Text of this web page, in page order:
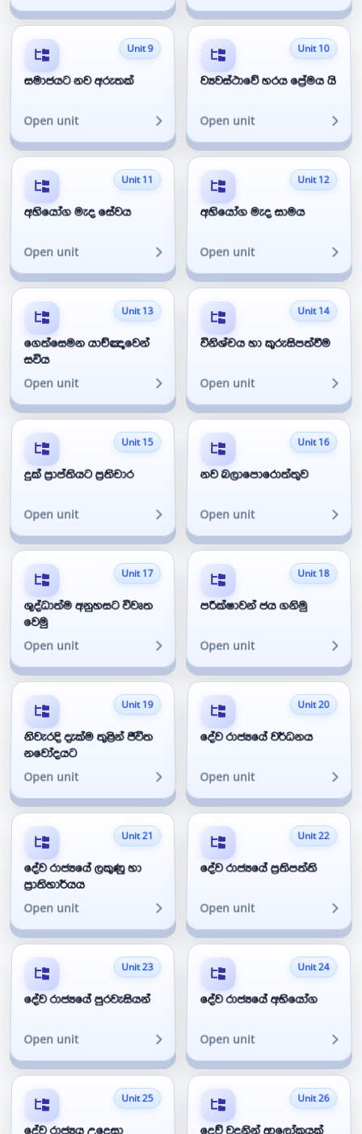
Unit 9
සමාජයට නව අරුතක්
Open unit
Unit 10
ව්‍යවස්ථාවේ හරය ප්‍රේමය යි
Open unit
Unit 11
අහියෝග මැද සේවය
Open unit
Unit 12
අහියෝග මැද සාමය
Open unit
Unit 13
ගෙත්සෙමන යාච්ඤාවෙන්
සවිය
Open unit
Unit 14
විනිශ්චය හා කුරුසිපත්වීම
Open unit
Unit 15
දුක් ප්‍රාප්තියට ප්‍රතිචාර
Open unit
Unit 16
නව බලාපොරොත්තුව
Open unit
Unit 17
ශුද්ධාත්ම අනුහසට විවෘත
වෙමු
Open unit
Unit 18
පරීක්ෂාවන් ජය ගනිමු
Open unit
Unit 19
නිවැරදි දැක්ම තුළින් ජීවිත
නවෝදයට
Open unit
Unit 20
දේව රාජ්‍යයේ වර්ධනය
Open unit
Unit 21
දේව රාජ්‍යයේ ලකුණු හා
ප්‍රාතිහාර්යය
Open unit
Unit 22
දේව රාජ්‍යයේ ප්‍රතිපත්ති
Open unit
Unit 23
දේව රාජ්‍යයේ පුරවැසියන්
Open unit
Unit 24
දේව රාජ්‍යයේ අභියෝග
Open unit
Unit 25
දේව රාජ්‍යය උදෙසා
Unit 26
දෙව් වදනින් ආලෝකයක්